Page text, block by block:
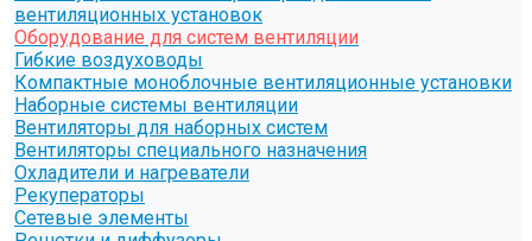
вентиляционных установок
Оборудование для систем вентиляции
Гибкие воздуховоды
Компактные моноблочные вентиляционные установки
Наборные системы вентиляции
Вентиляторы для наборных систем
Вентиляторы специального назначения
Охладители и нагреватели
Рекуператоры
Сетевые элементы